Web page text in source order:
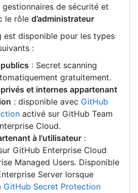
gestionnaires de sécurité et
le rôle d’administrateur
est disponible pour les types
:
: Secret scanning
gratuitement.
et internes appartenant
: disponible avec GitHub
activé sur GitHub Team
Cloud.
à l'utilisateur :
GitHub Enterprise Cloud
Managed Users. Disponible
Server lorsque
GitHub Secret Protection